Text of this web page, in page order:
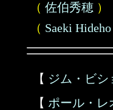
（ 佐伯秀穂 ）
（ Saeki Hideho
【 ジム・ビシ
【 ポール・レ